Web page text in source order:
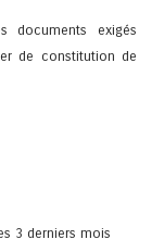
documents exigés
de constitution de
3 derniers mois